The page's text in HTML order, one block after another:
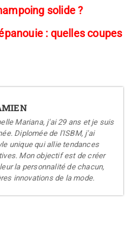
solide ?
: quelles coupes
Mariana, j'ai 29 ans et je suis
Diplomée de l'ISBM, j'ai
unique qui allie tendances
Mon objectif est de créer
la personnalité de chacun,
innovations de la mode.